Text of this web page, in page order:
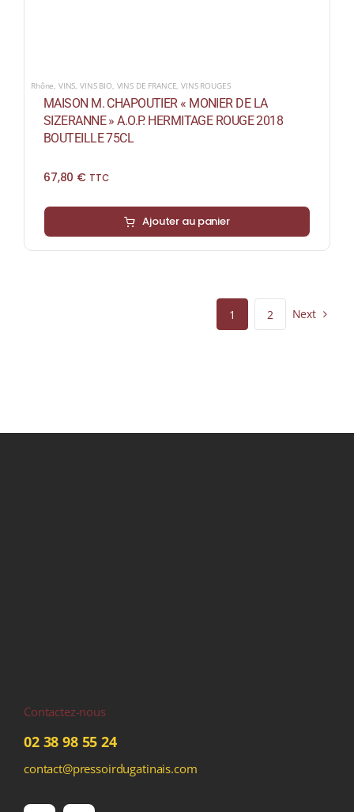
Rhône, VINS,VINS BIO, VINS DE FRANCE,VINS ROUGES
MAISON M. CHAPOUTIER « MONIER DE LA
SIZERANNE » A.O.P. HERMITAGE ROUGE 2018
BOUTEILLE 75CL
67,80 € TTC
Ajouter au panier
1 2 Next
Contactez-nous
02 38 98 55 24
contact@pressoirdugatinais.com